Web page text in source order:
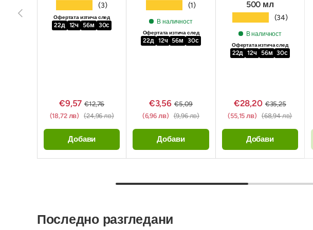
Предишен
(3)
Офертата изтича след
22д 12ч 56м 29с
€9,57 €12,76
(18,72 лв) (24,96 лв)
Добави
(1)
В наличност
Офертата изтича след
22д 12ч 56м 29с
€3,56 €5,09
(6,96 лв) (9,96 лв)
Добави
500 мл
(34)
В наличност
Офертата изтича след
22д 12ч 56м 29с
€28,20 €35,25
(55,15 лв) (68,94 лв)
Добави
Последно разгледани